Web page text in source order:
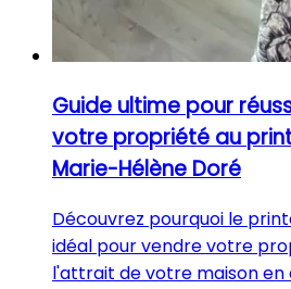
Guide ultime pour
votre propriété au
Marie-Hélène Doré
Découvrez pourquoi le
idéal pour vendre votre
l'attrait de votre maison en